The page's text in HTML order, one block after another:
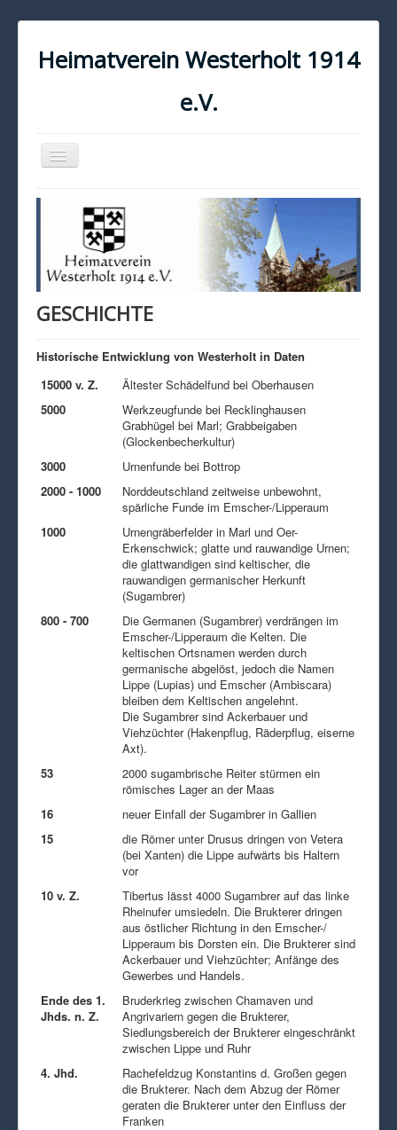
Heimatverein Westerholt 1914
e.V.
Navigation
an/aus
KONTAKT
IMPRESSUM
DATENSCHUTZ
GESCHICHTE
Historische Entwicklung von Westerholt in Daten
15000 v. Z.
Ältester Schädelfund bei Oberhausen
5000
Werkzeugfunde bei Recklinghausen
Grabhügel bei Marl; Grabbeigaben
(Glockenbecherkultur)
3000
Urnenfunde bei Bottrop
2000 - 1000
Norddeutschland zeitweise unbewohnt,
spärliche Funde im Emscher-/Lipperaum
1000
Urnengräberfelder in Marl und Oer-
Erkenschwick; glatte und rauwandige Urnen;
die glattwandigen sind keltischer, die
rauwandigen germanischer Herkunft
(Sugambrer)
800 - 700
Die Germanen (Sugambrer) verdrängen im
Emscher-/Lipperaum die Kelten. Die
keltischen Ortsnamen werden durch
germanische abgelöst, jedoch die Namen
Lippe (Lupias) und Emscher (Ambiscara)
bleiben dem Keltischen angelehnt.
Die Sugambrer sind Ackerbauer und
Viehzüchter (Hakenpflug, Räderpflug, eiserne
Axt).
53
2000 sugambrische Reiter stürmen ein
römisches Lager an der Maas
16
neuer Einfall der Sugambrer in Gallien
15
die Römer unter Drusus dringen von Vetera
(bei Xanten) die Lippe aufwärts bis Haltern
vor
10 v. Z.
Tibertus lässt 4000 Sugambrer auf das linke
Rheinufer umsiedeln. Die Brukterer dringen
aus östlicher Richtung in den Emscher-/
Lipperaum bis Dorsten ein. Die Brukterer sind
Ackerbauer und Viehzüchter; Anfänge des
Gewerbes und Handels.
Ende des 1.
Jhds. n. Z.
Bruderkrieg zwischen Chamaven und
Angrivariern gegen die Brukterer,
Siedlungsbereich der Brukterer eingeschränkt
zwischen Lippe und Ruhr
4. Jhd.
Rachefeldzug Konstantins d. Großen gegen
die Brukterer. Nach dem Abzug der Römer
geraten die Brukterer unter den Einfluss der
Franken